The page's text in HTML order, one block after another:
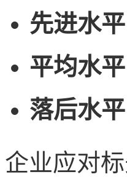
先进水平
平均水平
落后水平
企业应对